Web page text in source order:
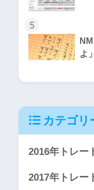
5
よ
カテゴリ
2016年トレー
2017年トレー